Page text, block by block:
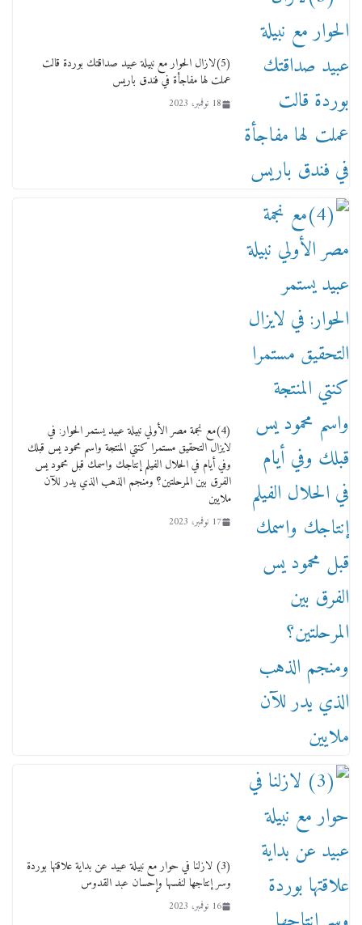
عاجل قيد حركته وهتك عرضه بالقوة”.. جنايات
دمنهور تصدر حيثيات حبس المتهم بالاعتداء على
(5)لازال الحوار مع نبيلة عبيد صداقتك بوردة قالت
عملت لها مفاجأة في فندق باريس
18 نوفمبر، 2023
(4)مع نجمة مصر الأولي نبيلة عبيد يستمر الحوار: في
لايزال التحقيق مستمرا كنتي المنتجة واسم محمود يس قبلك
وفي أيام في الحلال الفيلم إنتاجك واسمك قبل محمود يس
الفرق بين المرحلتين؟ ومنجم الذهب الذي يدر للآن
ملايين
17 نوفمبر، 2023
(3) لازلنا في حوار مع نبيلة عبيد عن بداية علاقتها بوردة
وسر إنتاجها لنفسها وإحسان عبد القدوس
16 نوفمبر، 2023